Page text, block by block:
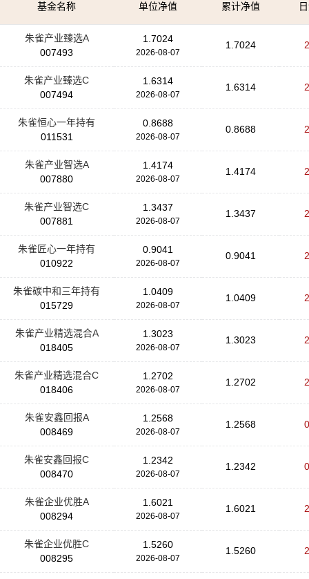
基金名称 单位净值 累计净值
朱雀产业臻选A
007493
1.7024
2026-08-07
1.7024
朱雀产业臻选C
007494
1.6314
2026-08-07
1.6314
朱雀恒心一年持有
011531
0.8688
2026-08-07
0.8688
朱雀产业智选A
007880
1.4174
2026-08-07
1.4174
朱雀产业智选C
007881
1.3437
2026-08-07
1.3437
朱雀匠心一年持有
010922
0.9041
2026-08-07
0.9041
朱雀碳中和三年持有
015729
1.0409
2026-08-07
1.0409
朱雀产业精选混合A
018405
1.3023
2026-08-07
1.3023
朱雀产业精选混合C
018406
1.2702
2026-08-07
1.2702
朱雀安鑫回报A
008469
1.2568
2026-08-07
1.2568
朱雀安鑫回报C
008470
1.2342
2026-08-07
1.2342
朱雀企业优胜A
008294
1.6021
2026-08-07
1.6021
朱雀企业优胜C
008295
1.5260
2026-08-07
1.5260